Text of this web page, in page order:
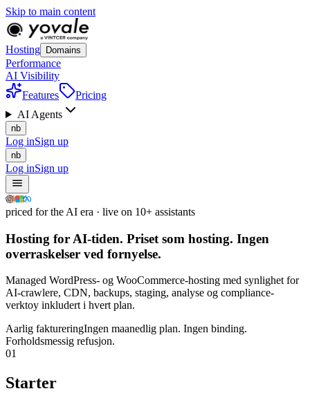
Skip to main content
Hosting Domains
Performance
AI Visibility
Features
Pricing
AI Agents
nb
Log inSign up
nb
Log inSign up
priced for the AI era · live on 10+ assistants
Hosting for AI-tiden. Priset som hosting. Ingen
overraskelser ved fornyelse.
Managed WordPress- og WooCommerce-hosting med synlighet for
AI-crawlere, CDN, backups, staging, analyse og compliance-
verktoy inkludert i hvert plan.
Aarlig faktureringIngen maanedlig plan. Ingen binding.
Forholdsmessig refusjon.
01
Starter